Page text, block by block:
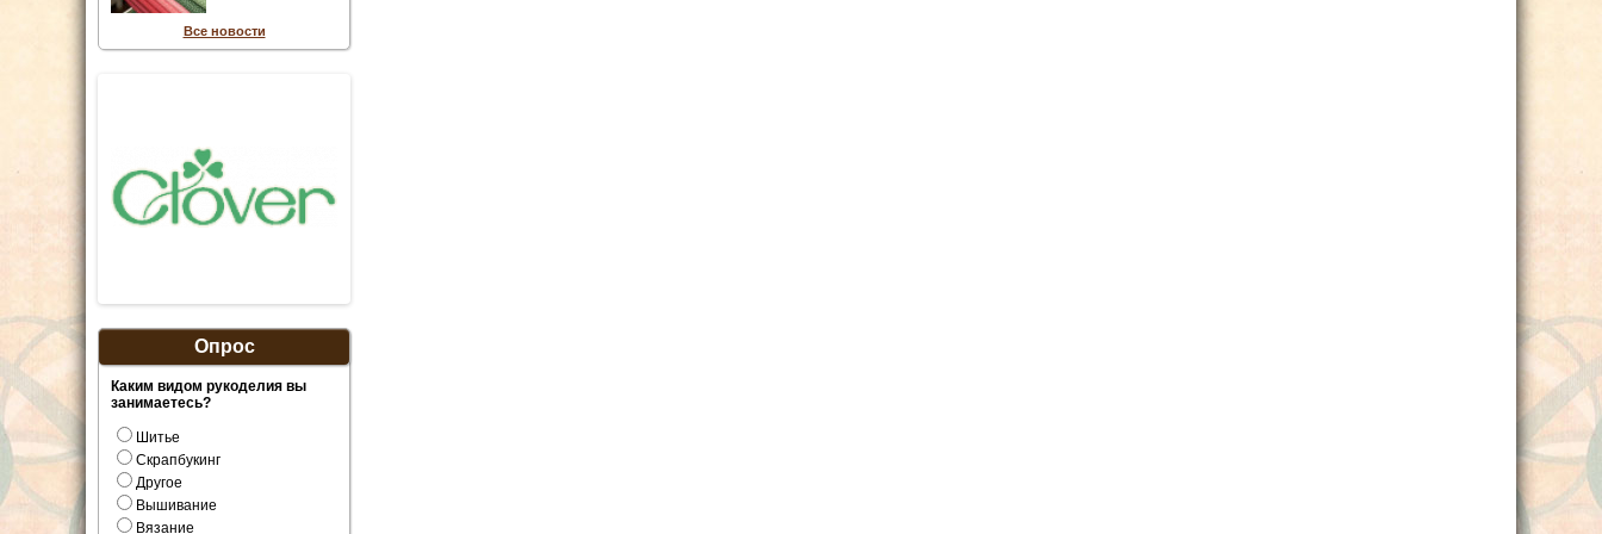
Все новости
Опрос
Каким видом рукоделия вы
занимаетесь?
Шитье
Скрапбукинг
Другое
Вышивание
Вязание